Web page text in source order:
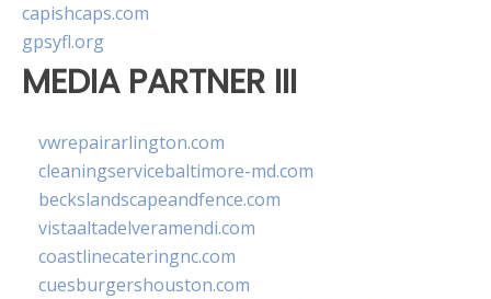
capishcaps.com
gpsyfl.org
MEDIA PARTNER III
vwrepairarlington.com
cleaningservicebaltimore-md.com
beckslandscapeandfence.com
vistaaltadelveramendi.com
coastlinecateringnc.com
cuesburgershouston.com